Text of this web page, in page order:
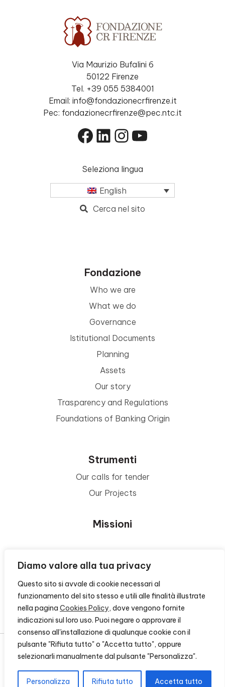
Diamo valore alla tua privacy
Questo sito si avvale di cookie necessari al
funzionamento del sito stesso e utili alle finalità illustrate
nella pagina Cookies Policy, dove vengono fornite
indicazioni sul loro uso. Puoi negare o approvare il
consenso all'installazione di qualunque cookie con il
pulsante "Rifiuta tutto" o "Accetta tutto", oppure
selezionarli manualmente dal pulsante "Personalizza".
Personalizza Rifiuta tutto Accetta tutto
Via Maurizio Bufalini 6
50122 Firenze
Tel. +39 055 5384001
Email: info@fondazionecrfirenze.it
Pec: fondazionecrfirenze@pec.ntc.it
Facebook
LinkedIn
Instagram
YouTube
Seleziona lingua
English
Cerca nel sito
Fondazione
Who we are
What we do
Governance
Istitutional Documents
Planning
Assets
Our story
Trasparency and Regulations
Foundations of Banking Origin
Strumenti
Our calls for tender
Our Projects
Missioni
Area Beneficiari
Privacy e Informative
Contacts
© 2026 - FONDAZIONE CR FIRENZE - CF 00524310489 -
CREDITS